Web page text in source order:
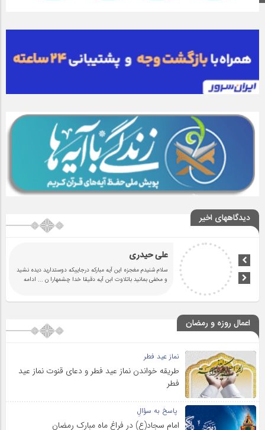
دیدگاههای اخیر
علی حیدری
سلام شنیدم مغجزه این آیه مبارکه درجاییکه دوستدارید دیده نشید
و مخفی بمانید باتلاوت ابن آیه دقیقا خدا چشمهارا ن ... ادامه
اعمال روزه و رمضان
نماز عید فطر
طریقه خواندن نماز عید فطر و دعای قنوت نماز عید
فطر
پاسخ به سؤالِ
امام سجاد(ع) در فراغ ماه مبارک رمضان